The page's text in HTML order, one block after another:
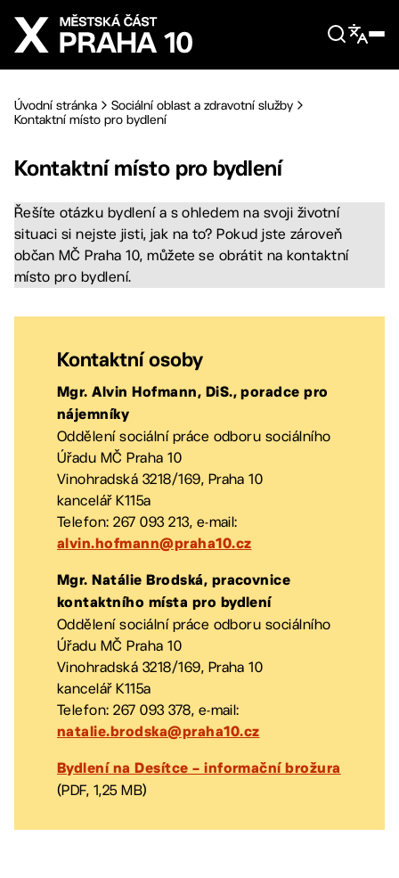
Přejít na hlavní obsah
Úvodní stránka
Sociální oblast a zdravotní služby
Kontaktní místo pro bydlení
Kontaktní místo pro bydlení
Řešíte otázku bydlení a s ohledem na svoji životní
situaci si nejste jisti, jak na to? Pokud jste zároveň
občan MČ Praha 10, můžete se obrátit na kontaktní
místo pro bydlení.
Kontaktní osoby
Mgr. Alvin Hofmann, DiS., poradce pro
nájemníky
Oddělení sociální práce odboru sociálního
Úřadu MČ Praha 10
Vinohradská 3218/169, Praha 10
kancelář K115a
Telefon: 267 093 213, e-mail:
alvin.hofmann@praha10.cz
Mgr. Natálie Brodská, pracovnice
kontaktního místa pro bydlení
Oddělení sociální práce odboru sociálního
Úřadu MČ Praha 10
Vinohradská 3218/169, Praha 10
kancelář K115a
Telefon: 267 093 378, e-mail:
natalie.brodska@praha10.cz
Bydlení na Desítce – informační brožura
(PDF, 1,25 MB)